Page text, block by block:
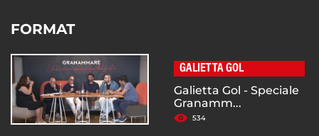
FORMAT
GALIETTA GOL
Galietta Gol - Speciale
Granamm...
534